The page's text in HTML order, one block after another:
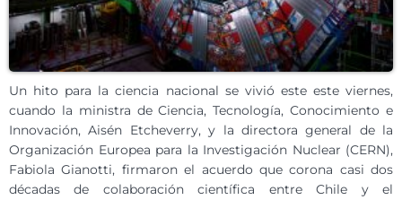
Un hito para la ciencia nacional se vivió este este viernes,
cuando la ministra de Ciencia, Tecnología, Conocimiento e
Innovación, Aisén Etcheverry, y la directora general de la
Organización Europea para la Investigación Nuclear (CERN),
Fabiola Gianotti, firmaron el acuerdo que corona casi dos
décadas de colaboración científica entre Chile y el